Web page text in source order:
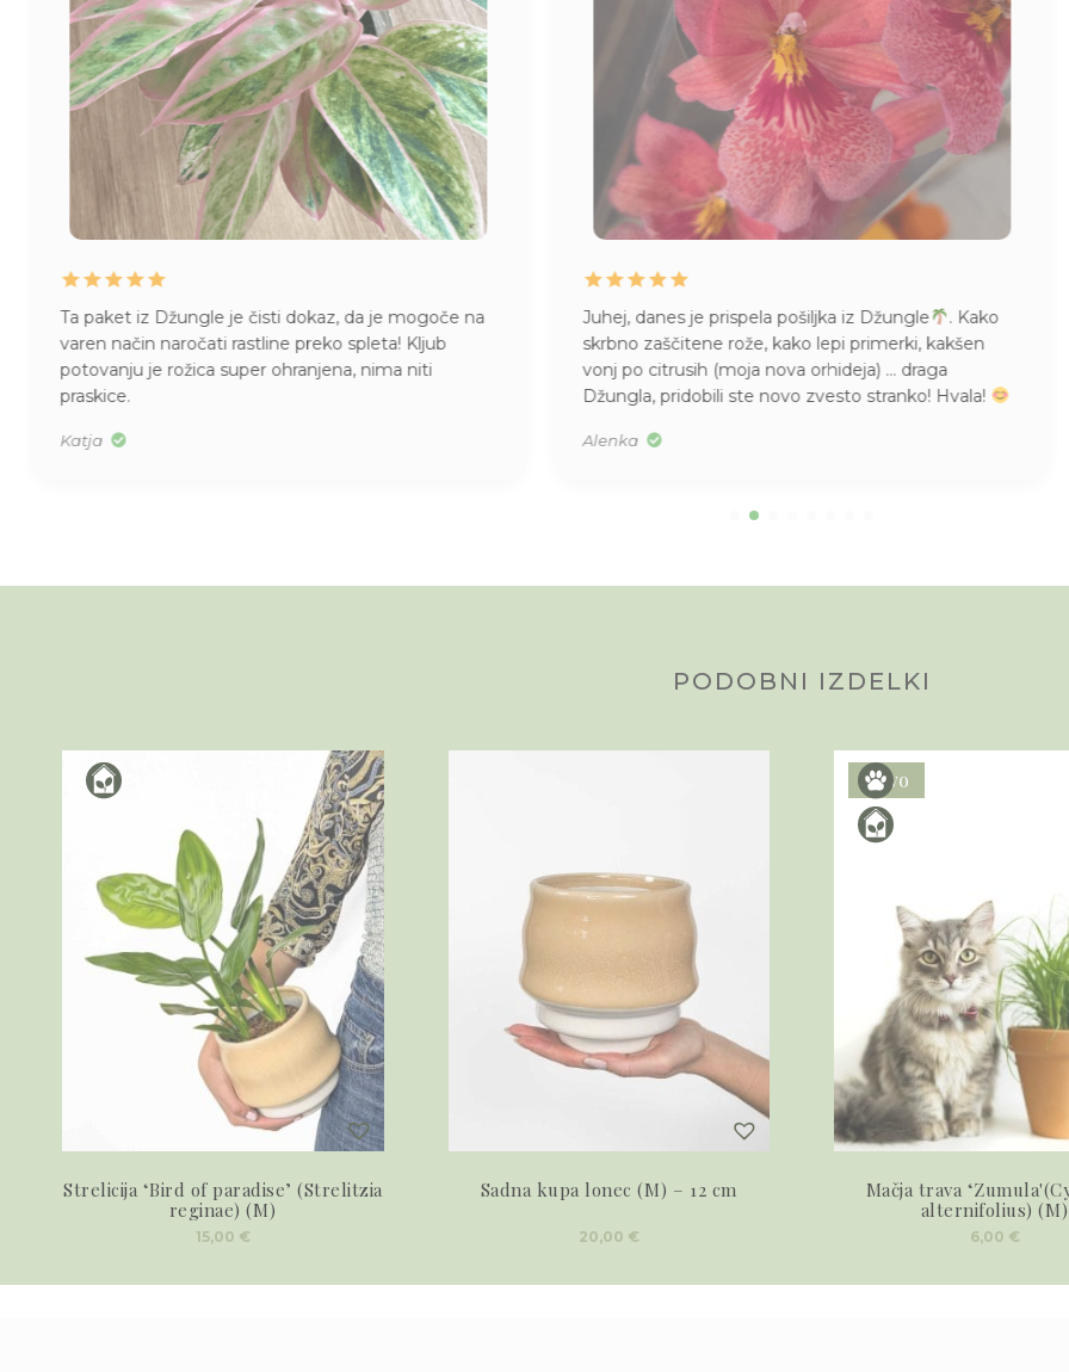
Ta paket iz Džungle je čisti dokaz, da je mogoče na
varen način naročati rastline preko spleta! Kljub
potovanju je rožica super ohranjena, nima niti
praskice.
Katja
Juhej, danes je prispela pošiljka iz Džungle
. Kako
skrbno zaščitene rože, kako lepi primerki, kakšen
vonj po citrusih (moja nova orhideja) … draga
Džungla, pridobili ste novo zvesto stranko! Hvala!
Alenka
PODOBNI IZDELKI
Strelicija ‘Bird of paradise’ (Strelitzia
reginae) (M)
15,00 €
Sadna kupa lonec (M) – 12 cm
20,00 €
Novo
Mačja trava
alternifolius) (M)
6,00 €